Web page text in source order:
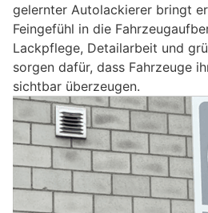
gelernter Autolackierer bringt
Feingefühl in die
Lackpflege, Detailarbeit und
sorgen dafür, dass Fahrzeuge
sichtbar überzeugen.